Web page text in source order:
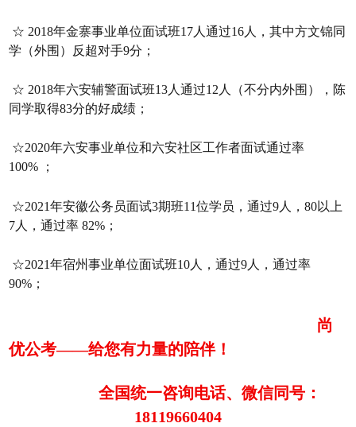
☆ 2018年金寨事业单位面试班17人通过16人，其中方文锦同
学（外围）反超对手9分；
☆ 2018年六安辅警面试班13人通过12人（不分内外围），陈
同学取得83分的好成绩；
☆2020年六安事业单位和六安社区工作者面试通过率
100% ；
☆2021年安徽公务员面试3期班11位学员，通过9人，80以上
7人，通过率 82%；
☆2021年宿州事业单位面试班10人，通过9人，通过率
90%；
尚
优公考——给您有力量的陪伴！
全国统一咨询电话、微信同号：
18119660404